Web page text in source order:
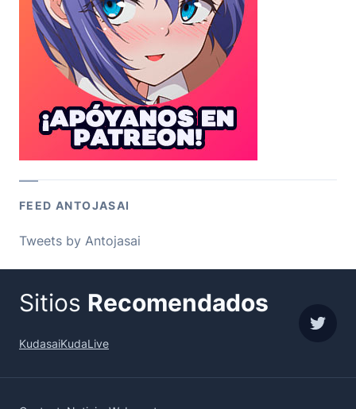
FEED ANTOJASAI
Tweets by Antojasai
Sitios Recomendados
KudasaiKudaLive